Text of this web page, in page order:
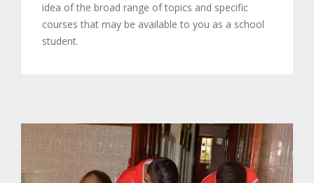
idea of the broad range of topics and specific
courses that may be available to you as a school
student.